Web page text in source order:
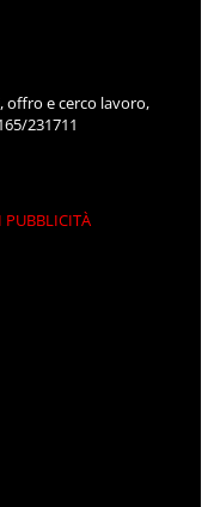
offro e cerco lavoro,
231711
PUBBLICITÀ